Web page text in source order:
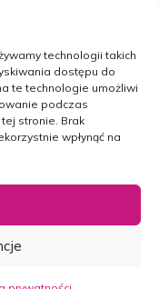
technologii takich
dostępu do
te technologie umożliwi
podczas
stronie. Brak
wpłynąć na